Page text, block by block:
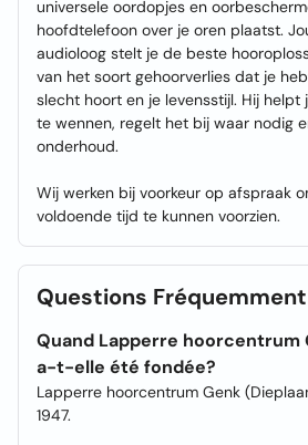
universele oordopjes en
hoofdtelefoon over je oren plaatst.
audioloog stelt je de beste
van het soort gehoorverlies dat je
slecht hoort en je levensstijl. Hij helpt
te wennen, regelt het bij waar nodig
onderhoud.
Wij werken bij voorkeur op afspraak
voldoende tijd te kunnen voorzien.
Questions
Quand Lapperre hoorcentrum
a-t-elle été fondée?
Lapperre hoorcentrum Genk
1947.